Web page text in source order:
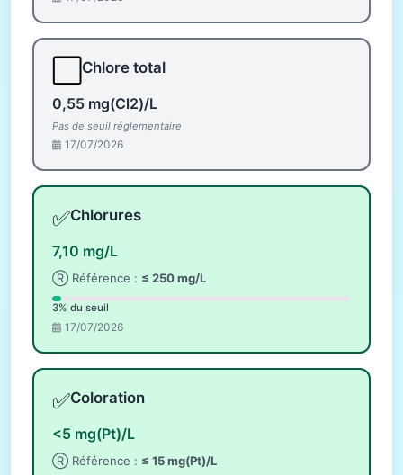
Chlore total
0,55 mg(Cl2)/L
Pas de seuil réglementaire
17/07/2026
✅Chlorures
7,10 mg/L
Ⓡ Référence : ≤ 250 mg/L
3% du seuil
17/07/2026
✅Coloration
<5 mg(Pt)/L
Ⓡ Référence : ≤ 15 mg(Pt)/L